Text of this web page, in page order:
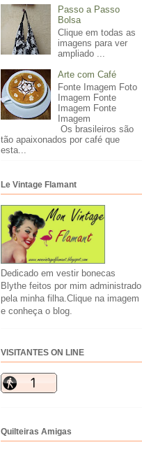
Passo a Passo
Bolsa
Clique em todas as
imagens para ver
ampliado ...
Arte com Café
Fonte Imagem Foto
Imagem Fonte
Imagem Fonte
Imagem
Os brasileiros são
tão apaixonados por café que
esta...
Le Vintage Flamant
Dedicado em vestir bonecas
Blythe feitos por mim administrado
pela minha filha.Clique na imagem
e conheça o blog.
VISITANTES ON LINE
Quilteiras Amigas